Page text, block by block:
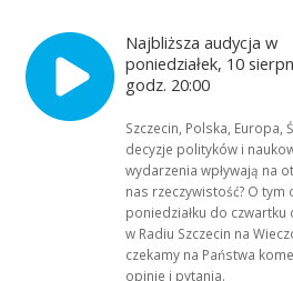
Najbliższa audycja w
poniedziałek, 10
godz. 20:00
Szczecin, Polska, Europa,
decyzje polityków i
wydarzenia wpływają na
nas rzeczywistość? O tym
poniedziałku do czwartku
w Radiu Szczecin na
czekamy na Państwa
opinie i pytania.